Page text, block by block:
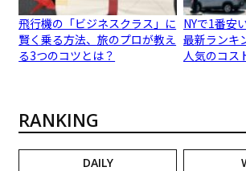
飛行機の「ビジネスクラス」に
賢く乗る方法、旅のプロが教え
る3つのコツとは？
NYで1番安
最新ランキ
人気のコス
RANKING
DAILY